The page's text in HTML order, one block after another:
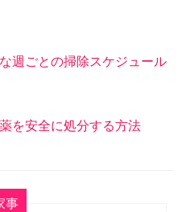
週ごとの掃除スケジュール
を安全に処分する方法
事